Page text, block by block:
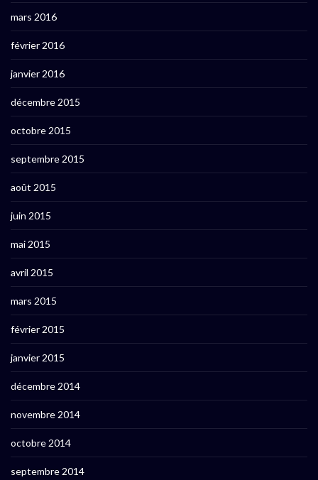
mars 2016
février 2016
janvier 2016
décembre 2015
octobre 2015
septembre 2015
août 2015
juin 2015
mai 2015
avril 2015
mars 2015
février 2015
janvier 2015
décembre 2014
novembre 2014
octobre 2014
septembre 2014